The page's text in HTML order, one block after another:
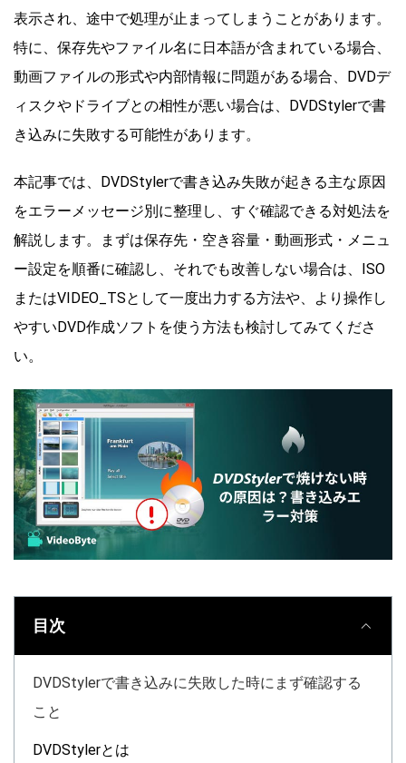
表示され、途中で処理が止まってしまうことがあります。
特に、保存先やファイル名に日本語が含まれている場合、
動画ファイルの形式や内部情報に問題がある場合、DVDデ
ィスクやドライブとの相性が悪い場合は、DVDStylerで書
き込みに失敗する可能性があります。
本記事では、DVDStylerで書き込み失敗が起きる主な原因
をエラーメッセージ別に整理し、すぐ確認できる対処法を
解説します。まずは保存先・空き容量・動画形式・メニュ
ー設定を順番に確認し、それでも改善しない場合は、ISO
またはVIDEO_TSとして一度出力する方法や、より操作し
やすいDVD作成ソフトを使う方法も検討してみてくださ
い。
目次
DVDStylerで書き込みに失敗した時にまず確認する
こと
DVDStylerとは